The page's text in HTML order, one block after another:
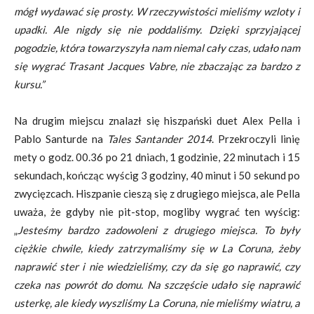
mógł wydawać się prosty. W rzeczywistości mieliśmy wzloty i
upadki. Ale nigdy się nie poddaliśmy. Dzięki sprzyjającej
pogodzie, która towarzyszyła nam niemal cały czas, udało nam
się wygrać Trasant Jacques Vabre, nie zbaczając za bardzo z
kursu.”
Na drugim miejscu znalazł się hiszpański duetAlex Pella i
Pablo Santurde na Tales Santander 2014. Przekroczyli linię
mety o godz. 00.36 po 21 dniach, 1 godzinie, 22 minutach i 15
sekundach, kończąc wyścig 3 godziny, 40 minut i 50 sekund po
zwycięzcach. Hiszpanie cieszą się z drugiego miejsca, ale Pella
uważa, że gdyby nie pit-stop, mogliby wygrać ten wyścig:
„Jesteśmy bardzo zadowoleni z drugiego miejsca. To były
ciężkie chwile, kiedy zatrzymaliśmy się w La Coruna, żeby
naprawić ster i nie wiedzieliśmy, czy da się go naprawić, czy
czeka nas powrót do domu. Na szczęście udało się naprawić
usterkę, ale kiedy wyszliśmy La Coruna, nie mieliśmy wiatru, a